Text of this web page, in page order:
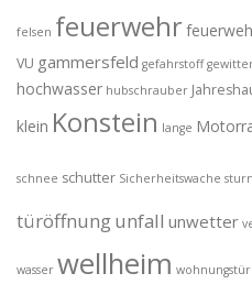
felsen feuerwehr
VU gammersfeld gefahrstoff
hochwasser hubschrauber
klein Konstein lange
schnee schutter Sicherheitswache
türöffnungunfall unwetter
wasser wellheim